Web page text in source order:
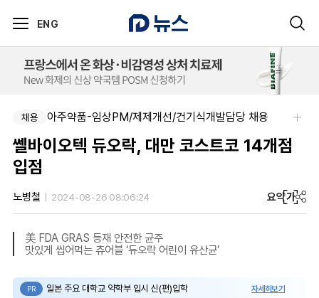
ENG
채용 아주약품-임상PM/제제개선/건기식개발담당 채용
쎌바이오텍 듀오락, 대만 코스트코 14개점
입점
노병철 2024-08-26 08:06:24 요약가
美 FDA GRAS 등재 안전한 균주
맛있게 씹어먹는 츄어블 ‘듀오락 어린이 유산균’
PR 일본 주요 대학교 약학부 입시 신(편)입학 자세히보기